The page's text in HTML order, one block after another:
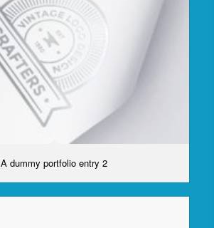
A dummy portfolio entry 2